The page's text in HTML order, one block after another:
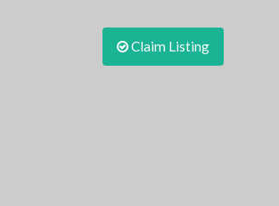
Claim Listing